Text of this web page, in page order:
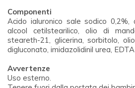
Componenti
Acido ialuronico sale sodico 0,2%,
alcool cetilstearilico, olio di
steareth-21, glicerina, sorbitolo,
digluconato, imidazolidinil urea,
Avvertenze
Uso esterno.